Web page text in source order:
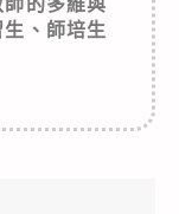
、師培生